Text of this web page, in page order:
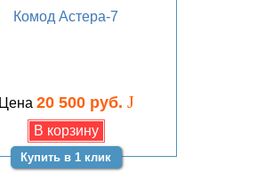
Комод Астера-7
Цена 20 500 руб. J
Купить в 1 клик